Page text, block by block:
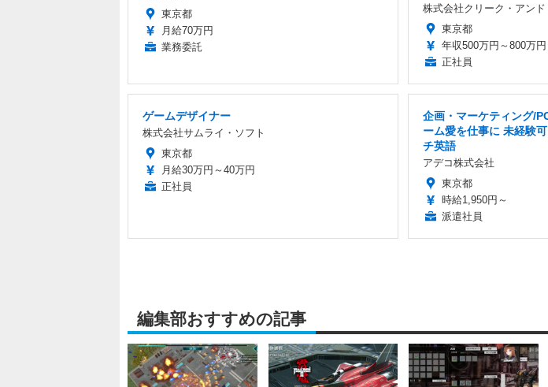
東京都
月給70万円
業務委託
株式会社クリーク・アンド
東京都
年収500万円～800万円
正社員
ゲームデザイナー
株式会社サムライ・ソフト
東京都
月給30万円～40万円
正社員
企画・マーケティング/
ーム愛を仕事に 未経験
チ英語
アデコ株式会社
東京都
時給1,950円～
派遣社員
編集部おすすめの記事